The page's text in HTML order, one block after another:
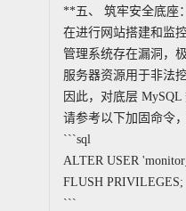
**五、 筑牢安全底座
在进行网站搭建和监
管理系统存在漏洞，
服务器资源用于非法
因此，对底层
请参考以下加固命令
```sql
ALTER USER
FLUSH PRIVILEGES;
```